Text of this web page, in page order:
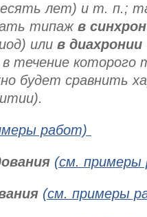
лет) и т. п.;
типаж в
или в диахронии
течение которого
будет сравнить
работ)
(см. примеры
(см. примеры